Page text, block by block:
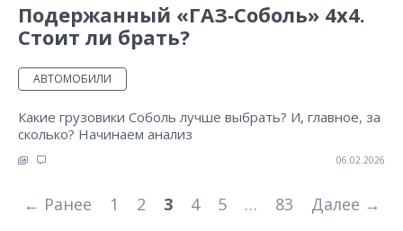
Подержанный «ГАЗ‑Соболь» 4х4. ​
Стоит ли брать?
АВТОМОБИЛИ
Какие грузовики Соболь лучше выбрать? И, главное, за
сколько? Начинаем анализ
06.02.2026
← Ранее 1 2 3 4 5 … 83 Далее →